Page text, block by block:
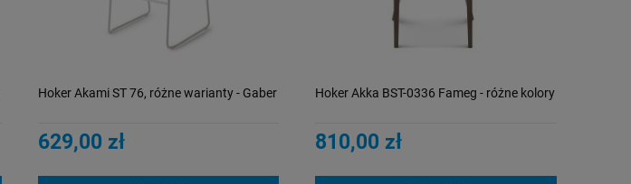
Hoker Akami ST 76, różne warianty - Gaber
629,00 zł
Hoker Akka BST-0336 Fameg - różne kolory
810,00 zł